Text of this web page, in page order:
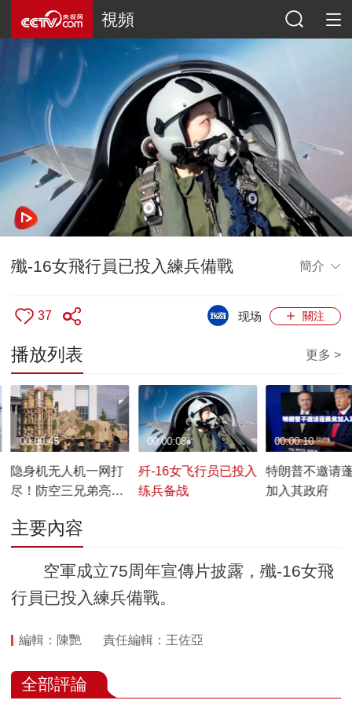
視頻
殲-16女飛行員已投入練兵備戰 簡介
37 關注
现场
播放列表 更多 >
隐身机无人机一网打
尽！防空三兄弟亮相
00:00:45
歼-16女飞行员已投入
练兵备战
00:00:08
特朗普不邀请
加入其政府
00:00:10
主要內容
空軍成立75周年宣傳片披露，殲-16女飛
行員已投入練兵備戰。
編輯：陳艷 責任編輯：王佐亞
全部評論